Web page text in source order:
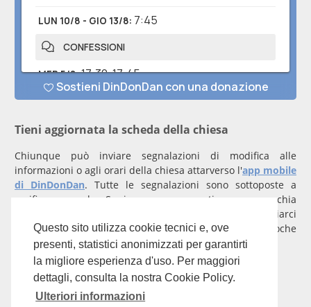
Questo sito utilizza cookie tecnici e, ove
presenti, statistici anonimizzati per garantirti
la migliore esperienza d'uso. Per maggiori
dettagli, consulta la nostra Cookie Policy.
Ulteriori informazioni
Tieni aggiornata la scheda della chiesa
Chiunque può inviare segnalazioni di modifica alle
informazioni o agli orari della chiesa attarverso l'app mobile
di DinDonDan. Tutte le segnalazioni sono sottoposte a
verifica manuale. Se invece rappresenti una parrocchia
con un account verificato per inviarci
comunicazioni prioritarie che saranno gestite entro poche
Per qualunque domanda scrivi ainfo@dindondan.app